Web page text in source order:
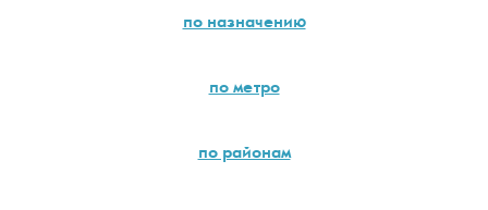
по назначению
по метро
по районам